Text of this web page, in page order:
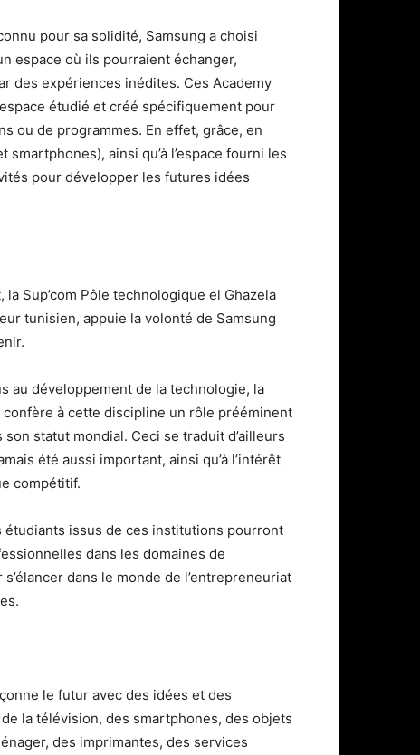
pour sa solidité, Samsung a choisi
espace où ils pourraient échanger,
des expériences inédites. Ces Academy
étudié et créé spécifiquement pour
ou de programmes. En effet, grâce, en
ainsi qu’à l’espace fourni les
pour développer les futures idées
la Sup’com Pôle technologique el Ghazela
tunisien, appuie la volonté de Samsung
au développement de la technologie, la
à cette discipline un rôle prééminent
statut mondial. Ceci se traduit d’ailleurs
été aussi important, ainsi qu’à l’intérêt
compétitif.
étudiants issus de ces institutions pourront
dans les domaines de
dans le monde de l’entrepreneuriat
le futur avec des idées et des
la télévision, des smartphones, des objets
des imprimantes, des services